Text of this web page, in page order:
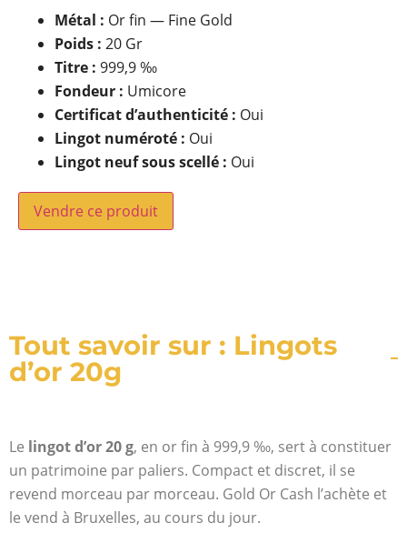
Métal : Or fin — Fine Gold
Poids : 20 Gr
Titre : 999,9 ‰
Fondeur : Umicore
Certificat d’authenticité : Oui
Lingot numéroté : Oui
Lingot neuf sous scellé : Oui
Vendre ce produit
Tout savoir sur : Lingots
d’or 20g
Le lingot d’or 20 g, en or fin à 999,9 ‰, sert à constituer
un patrimoine par paliers. Compact et discret, il se
revend morceau par morceau. Gold Or Cash l’achète et
le vend à Bruxelles, au cours du jour.